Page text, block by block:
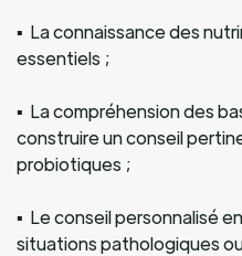
▪ La connaissance des
essentiels ;
▪ La compréhension des
construire un conseil
probiotiques ;
▪ Le conseil personnalisé
situations pathologiques